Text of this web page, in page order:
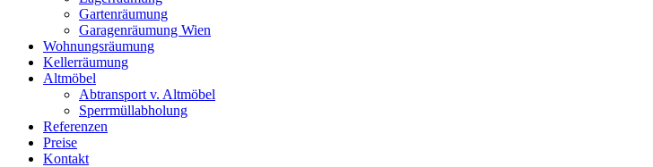
Gartenräumung
Garagenräumung Wien
Wohnungsräumung
Kellerräumung
Altmöbel
Abtransport v. Altmöbel
Sperrmüllabholung
Referenzen
Preise
Kontakt